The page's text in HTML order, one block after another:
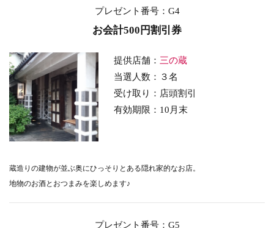
プレゼント番号：G4
お会計500円割引券
提供店舗： 三の蔵
当選人数：３名
受け取り：店頭割引
有効期限：10月末
蔵造りの建物が並ぶ奥にひっそりとある隠れ家的なお店。
地物のお酒とおつまみを楽しめます♪
プレゼント番号：G5